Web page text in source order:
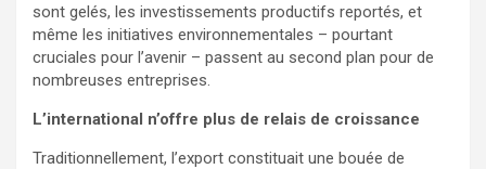
sont gelés, les investissements productifs reportés, et
même les initiatives environnementales – pourtant
cruciales pour l’avenir – passent au second plan pour de
nombreuses entreprises.
L’international n’offre plus de relais de croissance
Traditionnellement, l’export constituait une bouée de